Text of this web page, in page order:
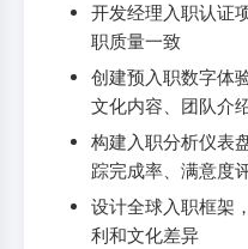
开发经理入职认证
职质量一致
创建预入职数字体
文化内容、团队介
构建入职分析仪表
踪完成率、满意度
设计全球入职框架
利和文化差异